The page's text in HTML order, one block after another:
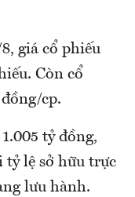
giá cổ phiếu
Còn cổ
cp.
tỷ đồng,
tỷ lệ sở hữu trực
lưu hành.